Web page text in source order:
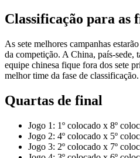
Classificação para as
As sete melhores campanhas
da competição. A China, país-sede,
equipe chinesa fique fora dos sete
melhor time da fase de classificação.
Quartas de final
Jogo 1: 1º colocado x 8º
Jogo 2: 4º colocado x 5º
Jogo 3: 2º colocado x 7º